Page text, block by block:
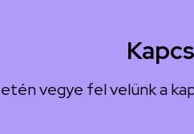
vegye fel velünk a